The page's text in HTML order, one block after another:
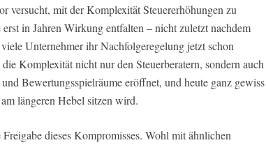
versucht, mit der Komplexität Steuererhöhungen zu
in Jahren Wirkung entfalten – nicht zuletzt nachdem
Unternehmer ihr Nachfolgeregelung jetzt schon
Komplexität nicht nur den Steuerberatern, sondern auch
Bewertungsspielräume eröffnet, und heute ganz gewiss
längeren Hebel sitzen wird.
dieses Kompromisses. Wohl mit ähnlichen